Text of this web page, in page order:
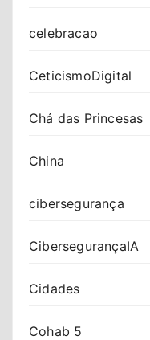
celebracao
CeticismoDigital
Chá das Princesas
China
cibersegurança
CibersegurançaIA
Cidades
Cohab 5